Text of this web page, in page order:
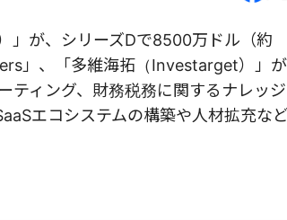
」が、シリーズDで8500万ドル（約
」、「多維海拓（Investarget）」が
ティング、財務税務に関するナレッジ
エコシステムの構築や人材拡充な